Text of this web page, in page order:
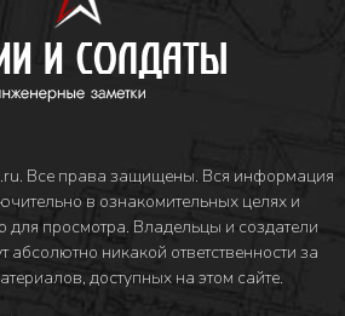
Все права защищены. Вся информация
в ознакомительных целях и
для просмотра. Владельцы и создатели
абсолютно никакой ответственности за
доступных на этом сайте.